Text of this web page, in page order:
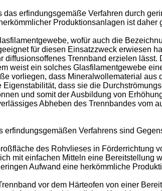
das erfindungsgemäße Verfahren durch
Produktionsanlagen ist daher
wofür auch die
für diesen Einsatzzweck erwiesen
diffusionsoffenes Trennband erzielen
weist ein solches Glasfilamentgewebe
vorliegen, dass Mineralwollematerial
dass sie die
und somit der Ausbildung von
Abheben des Trennbandes vom
erfindungsgemäßen Verfahrens sind
des Rohvlieses in Förderrichtung
mit einfachen Mitteln eine
Aufwand eine herkömmliche
vor dem Härteofen von einer